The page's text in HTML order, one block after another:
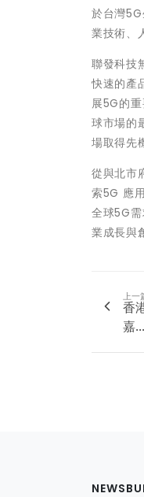
於台灣
業技術、
聯發科技
快速的產
展5G的
球市場的
場取得先
從與北市
索5G 應
全球5G
業成長與
上一
香
嘉...